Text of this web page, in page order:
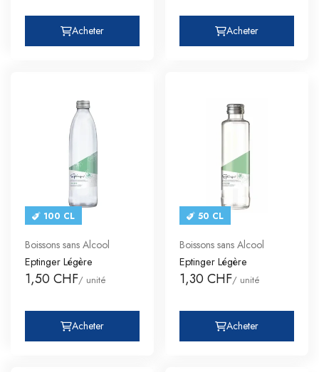
Acheter Acheter
100 CL
Boissons sans Alcool
Eptinger Légère
1,50 CHF/ unité
Acheter
50 CL
Boissons sans Alcool
Eptinger Légère
1,30 CHF/ unité
Acheter